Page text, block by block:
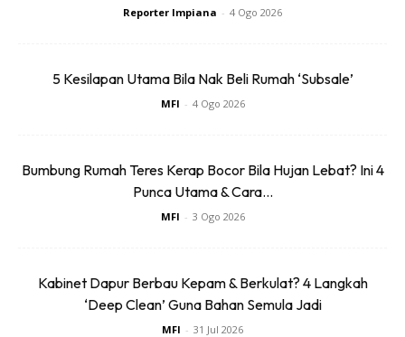
yang masuk ke dalam mesin basuh masih perlahan. Kalau
Reporter Impiana - 4 Ogo 2026
5 Kesilapan Utama Bila Nak Beli Rumah ‘Subsale’
MFI - 4 Ogo 2026
Bumbung Rumah Teres Kerap Bocor Bila Hujan Lebat? Ini 4
Punca Utama & Cara...
MFI - 3 Ogo 2026
Kabinet Dapur Berbau Kepam & Berkulat? 4 Langkah
‘Deep Clean’ Guna Bahan Semula Jadi
MFI - 31 Jul 2026